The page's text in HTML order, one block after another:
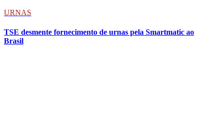
URNAS
TSE desmente fornecimento de urnas pela Smartmatic ao
Brasil